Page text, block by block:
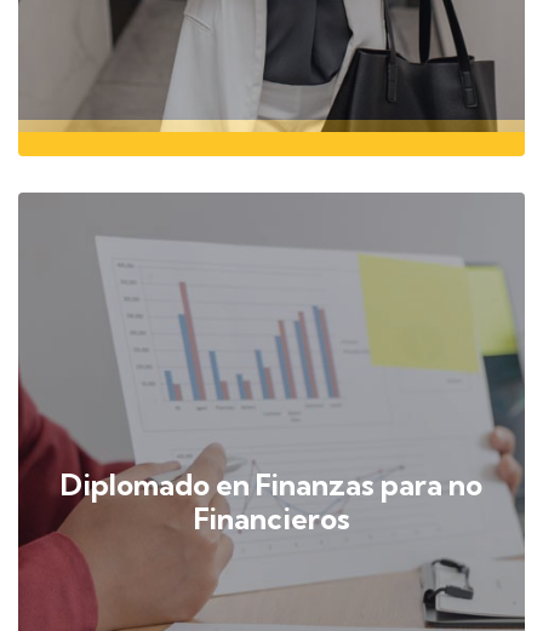
Diplomado en Finanzas para no
Financieros